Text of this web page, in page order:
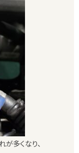
多くなり、